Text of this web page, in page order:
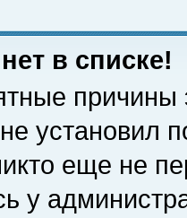
в списке!
причины
установил
еще не
у